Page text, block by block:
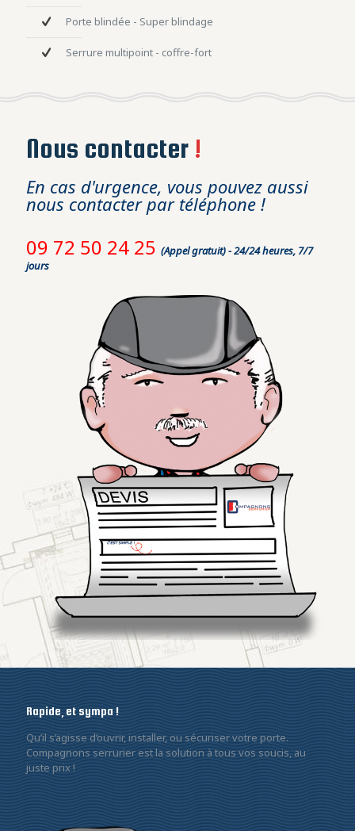
Porte blindée - Super blindage
Serrure multipoint - coffre-fort
Nous contacter !
En cas d'urgence, vous pouvez aussi
nous contacter par téléphone !
09 72 50 24 25 (Appel gratuit) - 24/24 heures, 7/7
jours
Rapide, et sympa !
Qu’il s’agisse d’ouvrir, installer, ou sécuriser votre porte.
Compagnons serrurier est la solution à tous vos soucis, au
juste prix !